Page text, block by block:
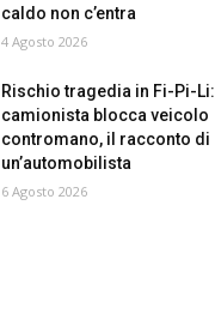
caldo non c’entra
4 Agosto 2026
Rischio tragedia in Fi-Pi-Li:
camionista blocca veicolo
contromano, il racconto di
un’automobilista
6 Agosto 2026